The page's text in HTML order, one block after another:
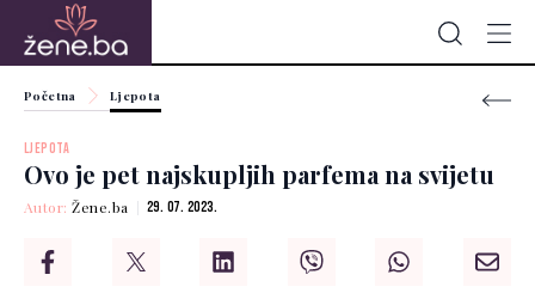
Početna Ljepota
LJEPOTA
Ovo je pet najskupljih parfema na svijetu
Autor:Žene.ba 29. 07. 2023.